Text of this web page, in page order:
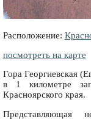
Расположение:
посмотреть на карте
Гора Георгиевская
в 1 километре
Красноярского края.
Представляющая